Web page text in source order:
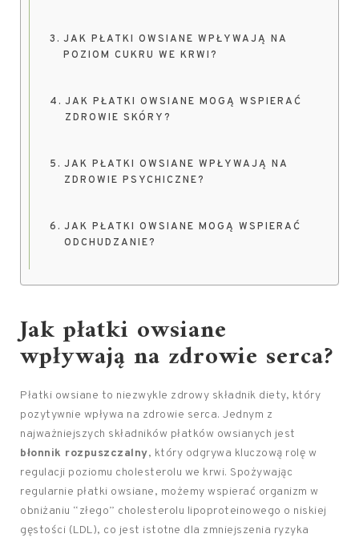
JAK PŁATKI OWSIANE WPŁYWAJĄ NA
POZIOM CUKRU WE KRWI?
JAK PŁATKI OWSIANE MOGĄ WSPIERAĆ
ZDROWIE SKÓRY?
JAK PŁATKI OWSIANE WPŁYWAJĄ NA
ZDROWIE PSYCHICZNE?
JAK PŁATKI OWSIANE MOGĄ WSPIERAĆ
ODCHUDZANIE?
Jak płatki owsiane
wpływają na zdrowie serca?
Płatki owsiane to niezwykle zdrowy składnik diety, który
pozytywnie wpływa na zdrowie serca. Jednym z
najważniejszych składników płatków owsianych jest
błonnik rozpuszczalny, który odgrywa kluczową rolę w
regulacji poziomu cholesterolu we krwi. Spożywając
regularnie płatki owsiane, możemy wspierać organizm w
obniżaniu “złego” cholesterolu lipoproteinowego o niskiej
gęstości (LDL), co jest istotne dla zmniejszenia ryzyka